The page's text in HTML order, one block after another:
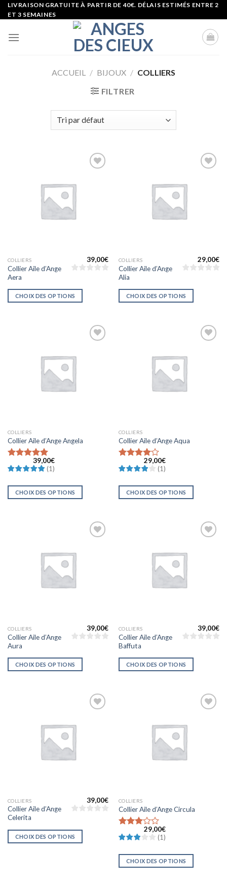
Skip
to
LIVRAISON GRATUITE À PARTIR DE 40€. DÉLAIS ESTIMÉS ENTRE 2
ET 3 SEMAINES
ACCUEIL / BIJOUX / COLLIERS
FILTRER
COLLIERS
Collier Aile d’Ange
Aera
39,00€
CHOIX DES OPTIONS
COLLIERS
Collier Aile d’Ange
Alia
29,00€
CHOIX DES OPTIONS
COLLIERS
Collier Aile d’Ange Angela
Note 5sur
5
39,00€
(1)
CHOIX DES OPTIONS
COLLIERS
Collier Aile d’Ange Aqua
Note4
sur 5
29,00€
(1)
CHOIX DES OPTIONS
COLLIERS
Collier Aile d’Ange
Aura
39,00€
CHOIX DES OPTIONS
COLLIERS
Collier Aile d’Ange
Baffuta
39,00€
CHOIX DES OPTIONS
COLLIERS
Collier Aile d’Ange
Celerita
39,00€
CHOIX DES OPTIONS
COLLIERS
Collier Aile d’Ange Circula
Note
sur 5
29,00€
(1)
CHOIX DES OPTIONS